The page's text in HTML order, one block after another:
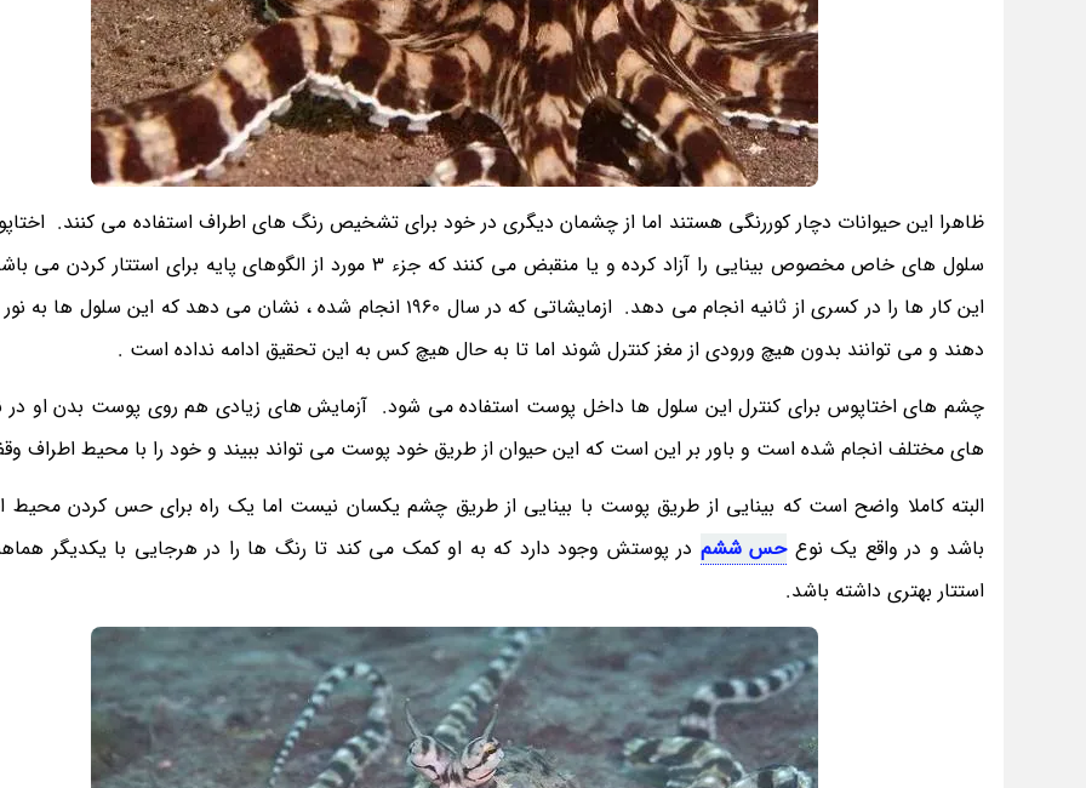
ظاهرا این حیوانات دچار کوررنگی هستند اما از چشمان دیگری در خود برای تشخیص رنگ های اطراف استفاده می کنند.
سلول های خاص مخصوص بینایی را آزاد کرده و یا منقبض می کنند که جزء 3 مورد از الگوهای پایه برای
این کار ها را در کسری از ثانیه انجام می دهد. ازمایشاتی که در سال 1960 انجام شده ، نشان می دهد که این
دهند و می توانند بدون هیچ ورودی از مغز کنترل شوند اما تا به حال هیچ کس به این تحقیق ادامه نداده است .
چشم های اختاپوس برای کنترل این سلول ها داخل پوست استفاده می شود. آزمایش های زیادی هم روی پوست بدن او در
های مختلف انجام شده است و باور بر این است که این حیوان از طریق خود پوست می تواند ببیند و خود را با محیط اطراف
البته کاملا واضح است که بینایی از طریق پوست با بینایی از طریق چشم یکسان نیست اما یک راه برای حس کردن محیط
باشد و در واقع یک نوعحس ششم در پوستش وجود دارد که به او کمک می کند تا رنگ ها را در هرجایی با یکدیگر
استتار بهتری داشته باشد.